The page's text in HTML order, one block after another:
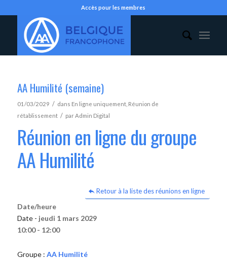
Accès pour les membres
AA Humilité (semaine)
01/03/2029 / dans En ligne uniquement, Réunion de
rétablissement / parAdmin Digital
Réunion en ligne du groupe
AA Humilité
Retour à la liste des réunions en ligne
Date/heure
Date - jeudi 1 mars 2029
10:00 - 12:00
Groupe : AA Humilité